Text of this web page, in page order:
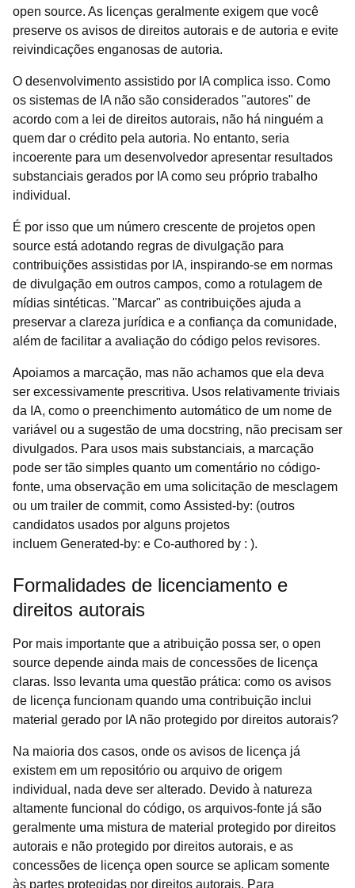
open source. As licenças geralmente exigem que você
preserve os avisos de direitos autorais e de autoria e evite
reivindicações enganosas de autoria.
O desenvolvimento assistido por IA complica isso. Como
os sistemas de IA não são considerados "autores" de
acordo com a lei de direitos autorais, não há ninguém a
quem dar o crédito pela autoria. No entanto, seria
incoerente para um desenvolvedor apresentar resultados
substanciais gerados por IA como seu próprio trabalho
individual.
É por isso que um número crescente de projetos open
source está adotando regras de divulgação para
contribuições assistidas por IA, inspirando-se em normas
de divulgação em outros campos, como a rotulagem de
mídias sintéticas. "Marcar" as contribuições ajuda a
preservar a clareza jurídica e a confiança da comunidade,
além de facilitar a avaliação do código pelos revisores.
Apoiamos a marcação, mas não achamos que ela deva
ser excessivamente prescritiva. Usos relativamente triviais
da IA, como o preenchimento automático de um nome de
variável ou a sugestão de uma docstring, não precisam ser
divulgados. Para usos mais substanciais, a marcação
pode ser tão simples quanto um comentário no código-
fonte, uma observação em uma solicitação de mesclagem
ou um trailer de commit, como Assisted-by: (outros
candidatos usados por alguns projetos
incluem Generated-by: e Co-authored by : ).
Formalidades de licenciamento e
direitos autorais
Por mais importante que a atribuição possa ser, o open
source depende ainda mais de concessões de licença
claras. Isso levanta uma questão prática: como os avisos
de licença funcionam quando uma contribuição inclui
material gerado por IA não protegido por direitos autorais?
Na maioria dos casos, onde os avisos de licença já
existem em um repositório ou arquivo de origem
individual, nada deve ser alterado. Devido à natureza
altamente funcional do código, os arquivos-fonte já são
geralmente uma mistura de material protegido por direitos
autorais e não protegido por direitos autorais, e as
concessões de licença open source se aplicam somente
às partes protegidas por direitos autorais. Para